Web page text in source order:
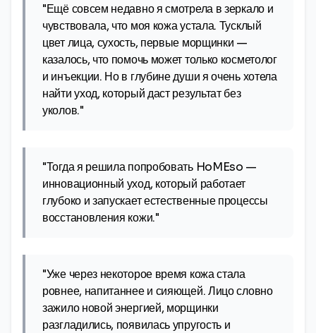
"Ещё совсем недавно я смотрела в зеркало и
чувствовала, что моя кожа устала. Тусклый
цвет лица, сухость, первые морщинки —
казалось, что помочь может только косметолог
и инъекции. Но в глубине души я очень хотела
найти уход, который даст результат без
уколов."
"Тогда я решила попробовать HoMEso —
инновационный уход, который работает
глубоко и запускает естественные процессы
восстановления кожи."
"Уже через некоторое время кожа стала
ровнее, напитаннее и сияющей. Лицо словно
зажило новой энергией, морщинки
разгладились, появилась упругость и